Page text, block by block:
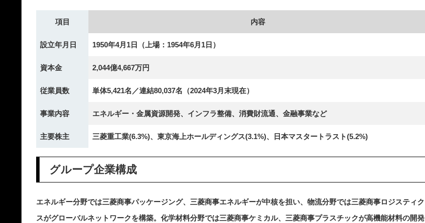
項目 内容
設立年月日 1950年4月1日（上場：1954年6月1日）
資本金 2,044億4,667万円
従業員数 単体5,421名／連結80,037名（2024年3月末現在）
事業内容 エネルギー・金属資源開発、インフラ整備、消費財流通、金融事業など
主要株主 三菱重工業(6.3%)、東京海上ホールディングス(3.1%)、日本マスタートラスト(5.2%)
グループ企業構成
エネルギー分野では三菱商事パッケージング、三菱商事エネルギーが中核を担い、物流分野では三菱商事ロジスティク
スがグローバルネットワークを構築。化学材料分野では三菱商事ケミカル、三菱商事プラスチックが高機能材料の開発